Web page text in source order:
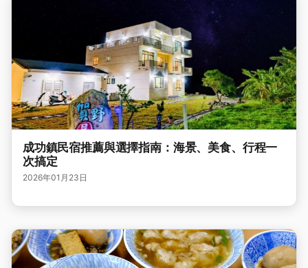
成功鎮民宿推薦與選擇指南：海景、美食、行程一
次搞定
2026年01月23日